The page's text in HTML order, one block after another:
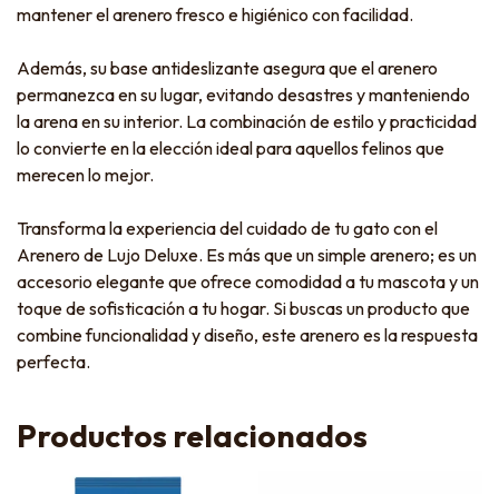
mantener el arenero fresco e higiénico con facilidad.
Además, su base antideslizante asegura que el arenero
permanezca en su lugar, evitando desastres y manteniendo
la arena en su interior. La combinación de estilo y practicidad
lo convierte en la elección ideal para aquellos felinos que
merecen lo mejor.
Transforma la experiencia del cuidado de tu gato con el
Arenero de Lujo Deluxe. Es más que un simple arenero; es un
accesorio elegante que ofrece comodidad a tu mascota y un
toque de sofisticación a tu hogar. Si buscas un producto que
combine funcionalidad y diseño, este arenero es la respuesta
perfecta.
Productos relacionados